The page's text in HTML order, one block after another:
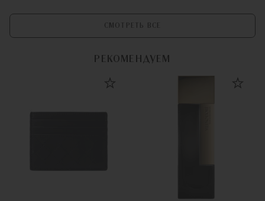
СМОТРЕТЬ ВСЕ
РЕКОМЕНДУЕМ